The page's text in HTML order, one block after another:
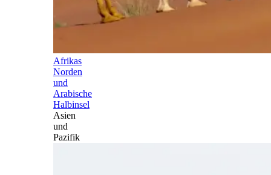
Afrikas
Norden
und
Arabische
Halbinsel
Asien
und
Pazifik